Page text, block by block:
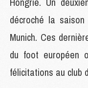
décroché la
Munich. Ces
du foot européen
félicitations au club